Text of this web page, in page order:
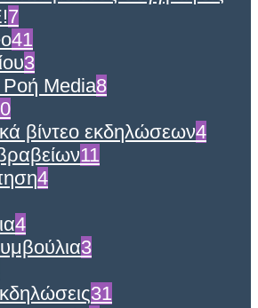
7
41
3
Media8
βίντεο εκδηλώσεων4
11
4
4
3
31